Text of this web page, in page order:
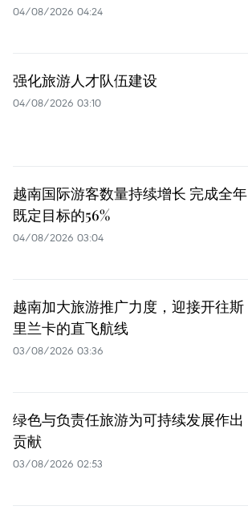
04/08/2026 04:24
强化旅游人才队伍建设
04/08/2026 03:10
越南国际游客数量持续增长 完成全年
既定目标的56%
04/08/2026 03:04
越南加大旅游推广力度，迎接开往斯
里兰卡的直飞航线
03/08/2026 03:36
绿色与负责任旅游为可持续发展作出
贡献
03/08/2026 02:53